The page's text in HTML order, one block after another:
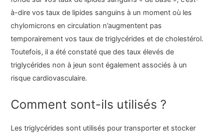
à-dire vos taux de lipides sanguins à un moment où les
chylomicrons en circulation n’augmentent pas
temporairement vos taux de triglycérides et de cholestérol.
Toutefois, il a été constaté que des taux élevés de
triglycérides non à jeun sont également associés à un
risque cardiovasculaire.
Comment sont-ils utilisés ?
Les triglycérides sont utilisés pour transporter et stocker